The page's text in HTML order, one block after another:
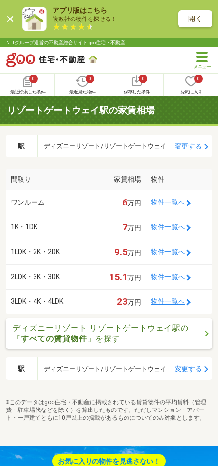
アプリ版はこちら
複数社の物件を探せる！ 開く
NTTグループ運営の不動産総合サイト goo住宅・不動産
0
最近検索した条件
0
最近見た物件
0
保存した条件
0
お気に入り
リゾートゲートウェイ駅の家賃相場
駅 ディズニーリゾート/リゾートゲートウェイ 変更する
間取り 家賃相場 物件
ワンルーム 6万円 物件一覧へ
1K・1DK 7万円 物件一覧へ
1LDK・2K・2DK 9.5万円 物件一覧へ
2LDK・3K・3DK 15.1万円 物件一覧へ
3LDK・4K・4LDK 23万円 物件一覧へ
ディズニーリゾート リゾートゲートウェイ駅の
「すべての賃貸物件 」を探す
駅 ディズニーリゾート/リゾートゲートウェイ 変更する
※このデータはgoo住宅・不動産に掲載されている賃貸物件の平均賃料（管理
費・駐車場代などを除く）を算出したものです。ただしマンション・アパー
ト・一戸建てともに10戸以上の掲載があるものについてのみ対象とします。
お気に入りの物件を見逃さない！